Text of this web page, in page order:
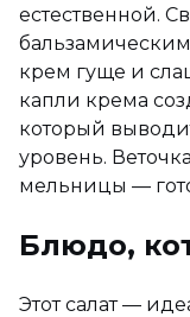
естественной.
крем гуще и
капли крема
который
уровень.
мельницы —
Блюдо,
Этот салат —